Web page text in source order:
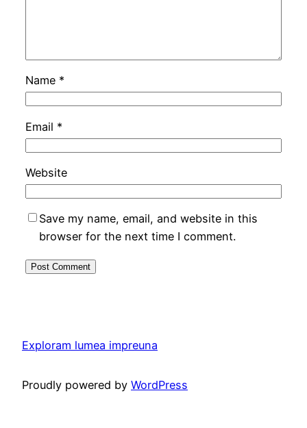
Name *
Email *
Website
Save my name, email, and website in this
browser for the next time I comment.
Exploram lumea impreuna
Proudly powered by WordPress